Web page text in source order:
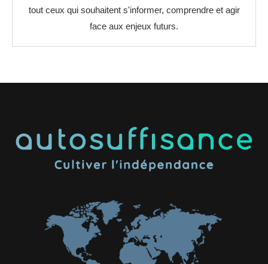
tout ceux qui souhaitent s'informer, comprendre et agir
face aux enjeux futurs.